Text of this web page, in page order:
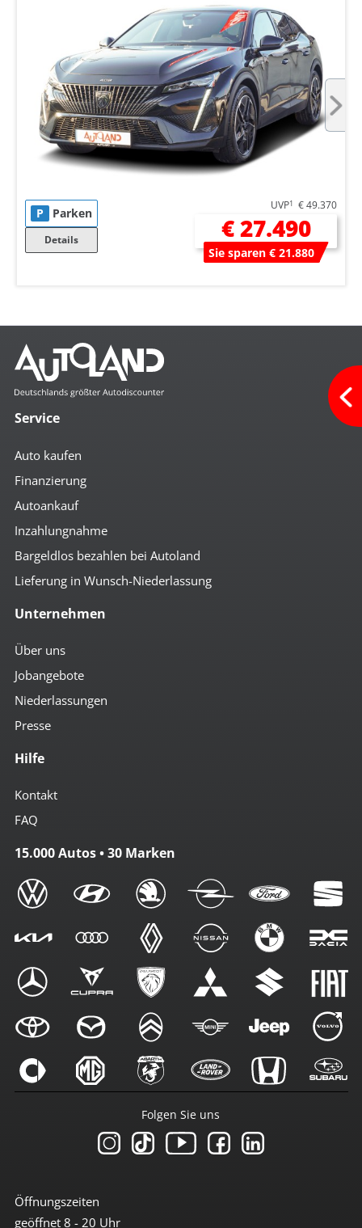
P Parken
Details
UVP1 € 49.370
€ 27.490
Sie sparen € 21.880
Service
Auto kaufen
Finanzierung
Autoankauf
Inzahlungnahme
Bargeldlos bezahlen bei Autoland
Lieferung in Wunsch-Niederlassung
Unternehmen
Über uns
Jobangebote
Niederlassungen
Presse
Hilfe
Kontakt
FAQ
15.000 Autos • 30 Marken
Öffnungszeiten
geöffnet 8 - 20 Uhr
Folgen Sie uns